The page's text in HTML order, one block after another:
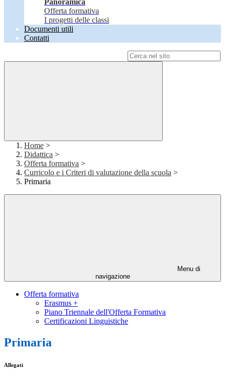
Panoramica
Offerta formativa
I progetti delle classi
Documenti utili
Contatti
Home >
Didattica >
Offerta formativa >
Curricolo e i Criteri di valutazione della scuola >
Primaria
Menu di
navigazione
Offerta formativa
Erasmus +
Piano Triennale dell'Offerta Formativa
Certificazioni Linguistiche
Primaria
Allegati